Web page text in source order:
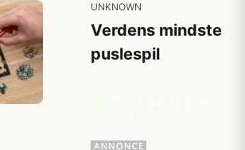
UNKNOWN
Verdens mindste
puslespil